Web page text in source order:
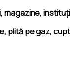
plită pe gaz,